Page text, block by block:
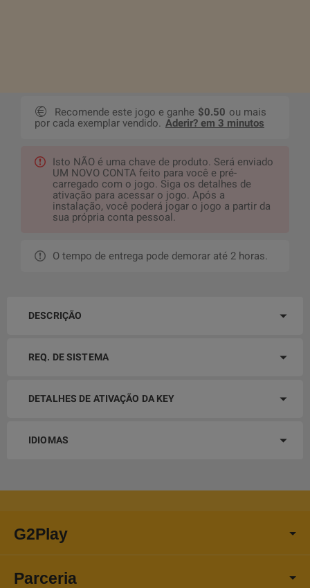
Recomende este jogo e ganhe $0.50 ou mais
por cada exemplar vendido. Aderir? em 3 minutos
Isto NÃO é uma chave de produto. Será enviado
UM NOVO CONTA feito para você e pré-
carregado com o jogo. Siga os detalhes de
ativação para acessar o jogo. Após a
instalação, você poderá jogar o jogo a partir da
sua própria conta pessoal.
O tempo de entrega pode demorar até 2 horas.
DESCRIÇÃO
REQ. DE SISTEMA
DETALHES DE ATIVAÇÃO DA KEY
IDIOMAS
G2Play
Parceria